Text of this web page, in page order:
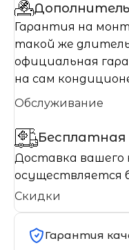
Гарантия на
такой же
официальная
на сам
Обслуживание
Доставка вашего
осуществляется
Скидки
Гарантия